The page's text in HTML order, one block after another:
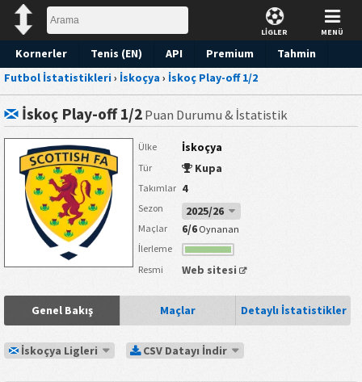
LİGLER MENÜ
Kornerler Tenis (EN) API Premium
Tahmin
Futbol İstatistikleri› İskoçya › İskoç Play-off 1/2
İskoç Play-off 1/2Puan Durumu & İstatistik
Ülke İskoçya
Tür Kupa
Takımlar 4
Sezon 2025/26
Maçlar 6/6Oynanan
İlerleme
Resmi
Web sitesi
Genel Bakış Maçlar Detaylı İstatistikler
İskoçya Ligleri CSV Datayı İndir